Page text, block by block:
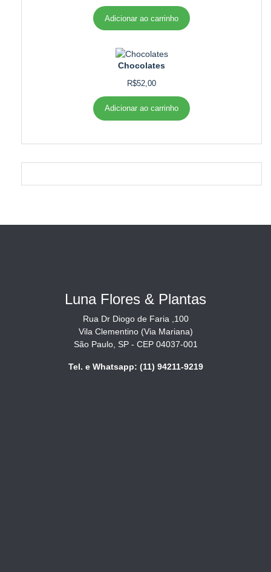
Adicionar ao carrinho
Chocolates
R$52,00
Adicionar ao carrinho
Luna Flores & Plantas
Rua Dr Diogo de Faria ,100
Vila Clementino (Via Mariana)
São Paulo, SP - CEP 04037-001
Tel. e Whatsapp: (11) 94211-9219